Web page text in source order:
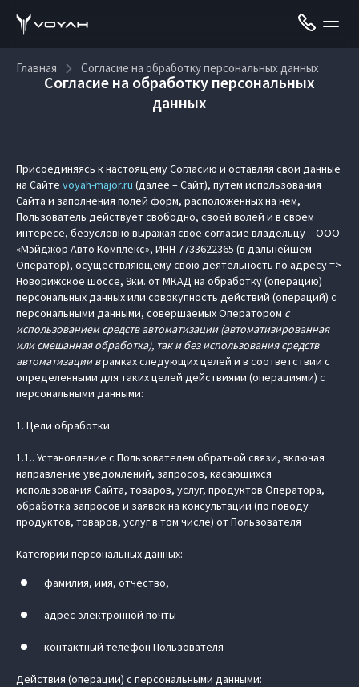
Главная Согласие на обработку персональных данных
Согласие на обработку персональных
данных
Присоединяясь к настоящему Согласию и оставляя свои данные
на Сайте voyah-major.ru (далее – Сайт), путем использования
Сайта и заполнения полей форм, расположенных на нем,
Пользователь действует свободно, своей волей и в своем
интересе, безусловно выражая свое согласие владельцу – ООО
«Мэйджор Авто Комплекс», ИНН 7733622365 (в дальнейшем -
Оператор), осуществляющему свою деятельность по адресу =>
Новорижское шоссе, 9км. от МКАД на обработку (операцию)
персональных данных или совокупность действий (операций) с
персональными данными, совершаемых Оператором с
использованием средств автоматизации (автоматизированная
или смешанная обработка), так и без использования средств
автоматизации врамках следующих целей и в соответствии с
определенными для таких целей действиями (операциями) с
персональными данными:
1. Цели обработки
1.1.. Установление с Пользователем обратной связи, включая
направление уведомлений, запросов, касающихся
использования Сайта, товаров, услуг, продуктов Оператора,
обработка запросов и заявок на консультации (по поводу
продуктов, товаров, услуг в том числе) от Пользователя
Категории персональных данных:
фамилия, имя, отчество,
адрес электронной почты
контактный телефон Пользователя
Действия (операции) с персональными данными: